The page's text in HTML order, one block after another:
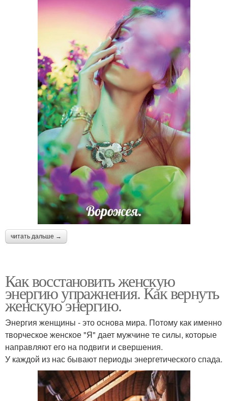
читать дальше →
Как восстановить женскую
энергию упражнения. Как вернуть
женскую энергию.
Энергия женщины - это основа мира. Потому как именно
творческое женское "Я" дает мужчине те силы, которые
направляют его на подвиги и свершения.
У каждой из нас бывают периоды энергетического спада.